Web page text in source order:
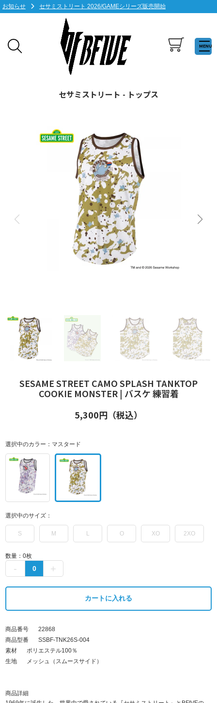
お知らせ セサミストリート 2026/GAMEシリーズ販売開始
MENU
10,000円以上のご注文で送料無料
セサミストリート - トップス
SESAME STREET CAMO SPLASH TANKTOP
COOKIE MONSTER | バスケ 練習着
5,300円（税込）
選択中のカラー： マスタード
選択中のサイズ：
S M L O XO 2XO
数量：0枚
カートに入れる
商品番号
22868
商品型番
SSBF-TNK26S-004
素材
ポリエステル100％
生地
メッシュ（スムースサイド）
商品詳細